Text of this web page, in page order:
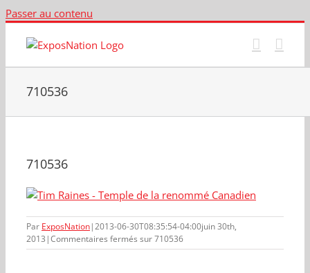
Passer au contenu
710536
710536
Par ExposNation|2013-06-30T08:35:54-04:00juin 30th,
2013 |Commentaires fermés sur 710536